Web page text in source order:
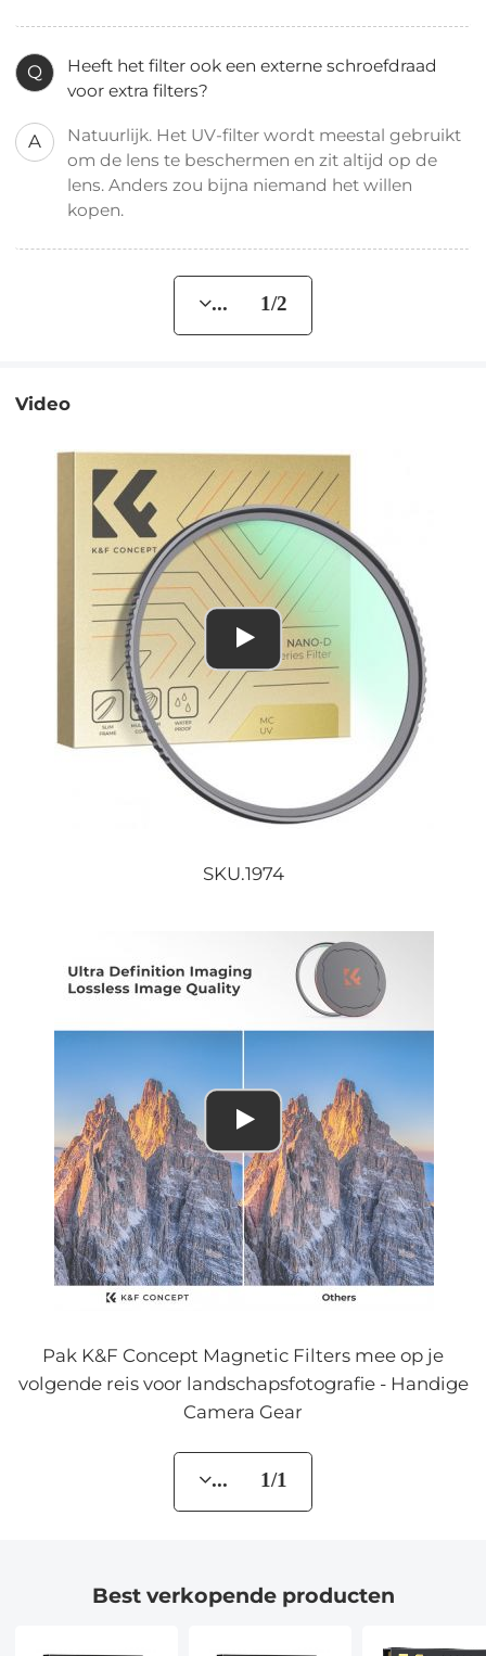
Q
Heeft het filter ook een externe schroefdraad
voor extra filters?
A
Natuurlijk. Het UV-filter wordt meestal gebruikt
om de lens te beschermen en zit altijd op de
lens. Anders zou bijna niemand het willen
kopen.
... 1/2
Video
SKU.1974
Pak K&F Concept Magnetic Filters mee op je
volgende reis voor landschapsfotografie - Handige
Camera Gear
... 1/1
Best verkopende producten